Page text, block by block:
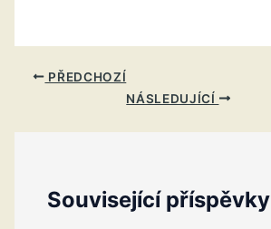
PŘEDCHOZÍ
NÁSLEDUJÍCÍ
Související příspěvky